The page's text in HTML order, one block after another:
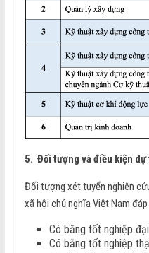
5. Đối tượng và điều kiện dự
Đối tượng xét tuyển nghiên
xã hội chủ nghĩa Việt Nam
Có bằng tốt nghiệp
Có bằng tốt nghiệp